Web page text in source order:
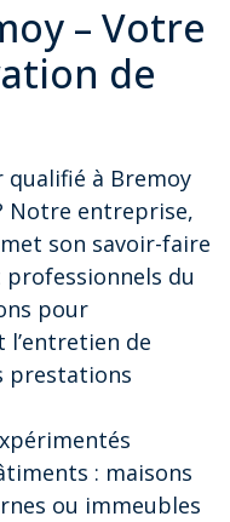
– Votre
de
qualifié à Bremoy
Notre entreprise,
son savoir-faire
du
pour
l’entretien de
prestations
: maisons
ou immeubles